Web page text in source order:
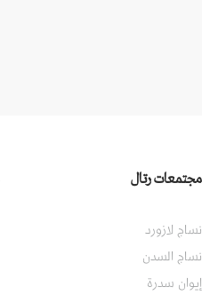
مجتمعات رتال
نساج لازورد
نساج السدن
إيوان سدرة